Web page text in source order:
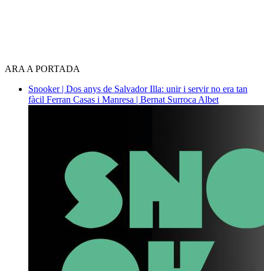
ARA A PORTADA
Snooker | Dos anys de Salvador Illa: unir i servir no era tan
fàcil Ferran Casas i Manresa | Bernat Surroca Albet